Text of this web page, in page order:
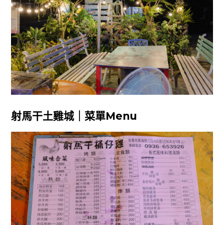
射馬干土雞城｜菜單Menu